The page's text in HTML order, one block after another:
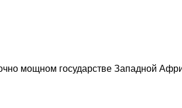
мощном государстве Западной